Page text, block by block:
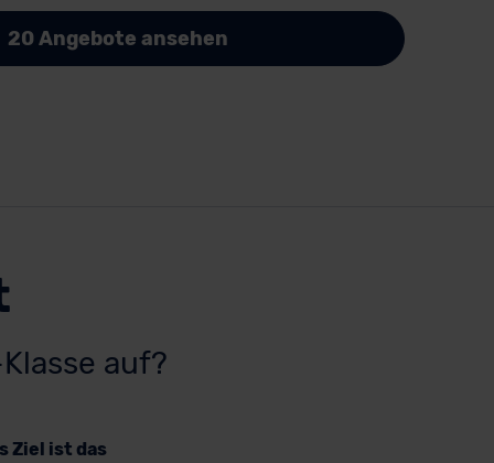
20 Angebote ansehen
auf?
Ziel ist das